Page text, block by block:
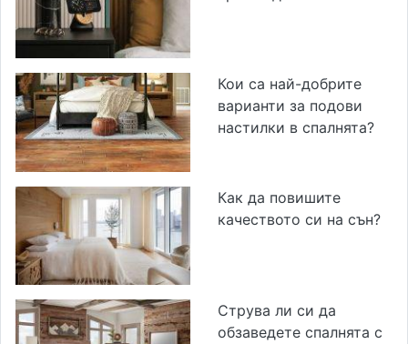
Кои са най-добрите
варианти за подови
настилки в спалнята?
Как да повишите
качеството си на сън?
Струва ли си да
обзаведете спалнята с